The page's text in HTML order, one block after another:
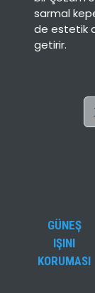
sarmal
de estetik
getirir.
GÜNEŞ
IŞINI
KORUMASI